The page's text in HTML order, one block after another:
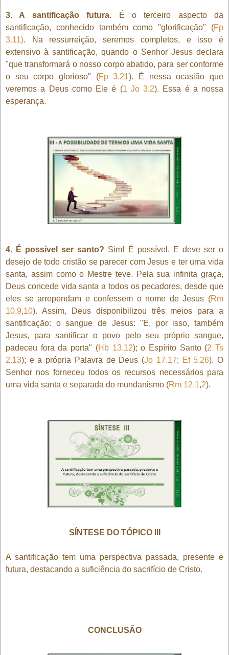
3. A santificação futura. É o terceiro aspecto da
santificação, conhecido também como "glorificação" (Fp
3.11). Na ressurreição, seremos completos, e isso é
extensivo à santificação, quando o Senhor Jesus declara
"que transformará o nosso corpo abatido, para ser conforme
o seu corpo glorioso" (Fp 3.21). É nessa ocasião que
veremos a Deus como Ele é (1 Jo 3.2). Essa é a nossa
esperança.
4. É possível ser santo? Sim! É possível. E deve ser o
desejo de todo cristão se parecer com Jesus e ter uma vida
santa, assim como o Mestre teve. Pela sua infinita graça,
Deus concede vida santa a todos os pecadores, desde que
eles se arrependam e confessem o nome de Jesus (Rm
10.9,10). Assim, Deus disponibilizou três meios para a
santificação: o sangue de Jesus: "E, por isso, também
Jesus, para santificar o povo pelo seu próprio sangue,
padeceu fora da porta" (Hb 13.12); o Espírito Santo (2 Ts
2.13); e a própria Palavra de Deus (Jo 17.17; Ef 5.26). O
Senhor nos forneceu todos os recursos necessários para
uma vida santa e separada do mundanismo (Rm 12.1,2).
SÍNTESE DO TÓPICO III
A santificação tem uma perspectiva passada, presente e
futura, destacando a suficiência do sacrifício de Cristo.
CONCLUSÃO